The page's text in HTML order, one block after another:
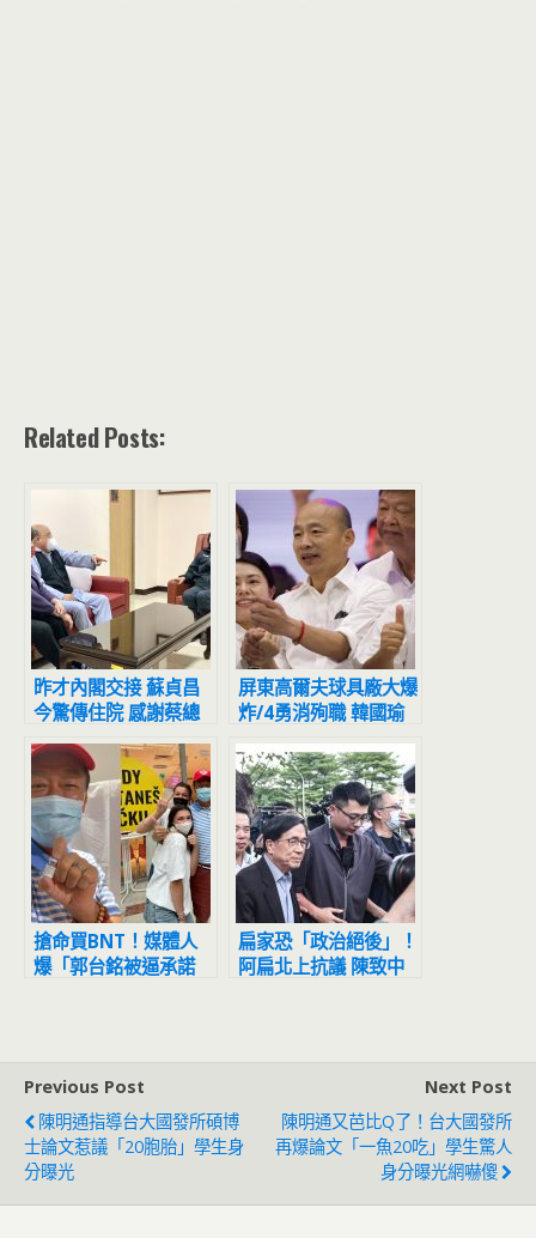
Related Posts:
昨才內閣交接 蘇貞昌
今驚傳住院 感謝蔡總
統探訪
屏東高爾夫球具廠大爆
炸/4勇消殉職 韓國瑜
提「1建議」
搶命買BNT！媒體人
爆「郭台銘被逼承諾
扁家恐「政治絕後」！
阿扁北上抗議 陳致中
Previous Post
陳明通指導台大國發所碩博
士論文惹議「20胞胎」學生身
分曝光
Next Post
陳明通又芭比Q了！台大國發所
再爆論文「一魚20吃」學生驚人
身分曝光網嚇傻